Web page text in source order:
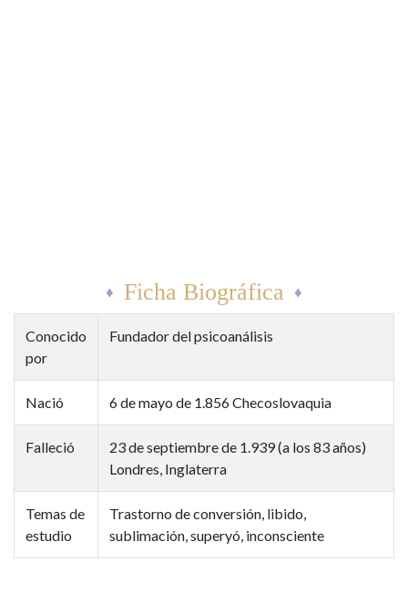
Ficha Biográfica
Conocido
por
Fundador del psicoanálisis
Nació 6 de mayo de 1.856 Checoslovaquia
Falleció
23 de septiembre de 1.939 (a los 83 años)
Londres, Inglaterra
Temas de
estudio
Trastorno de conversión, libido,
sublimación, superyó, inconsciente